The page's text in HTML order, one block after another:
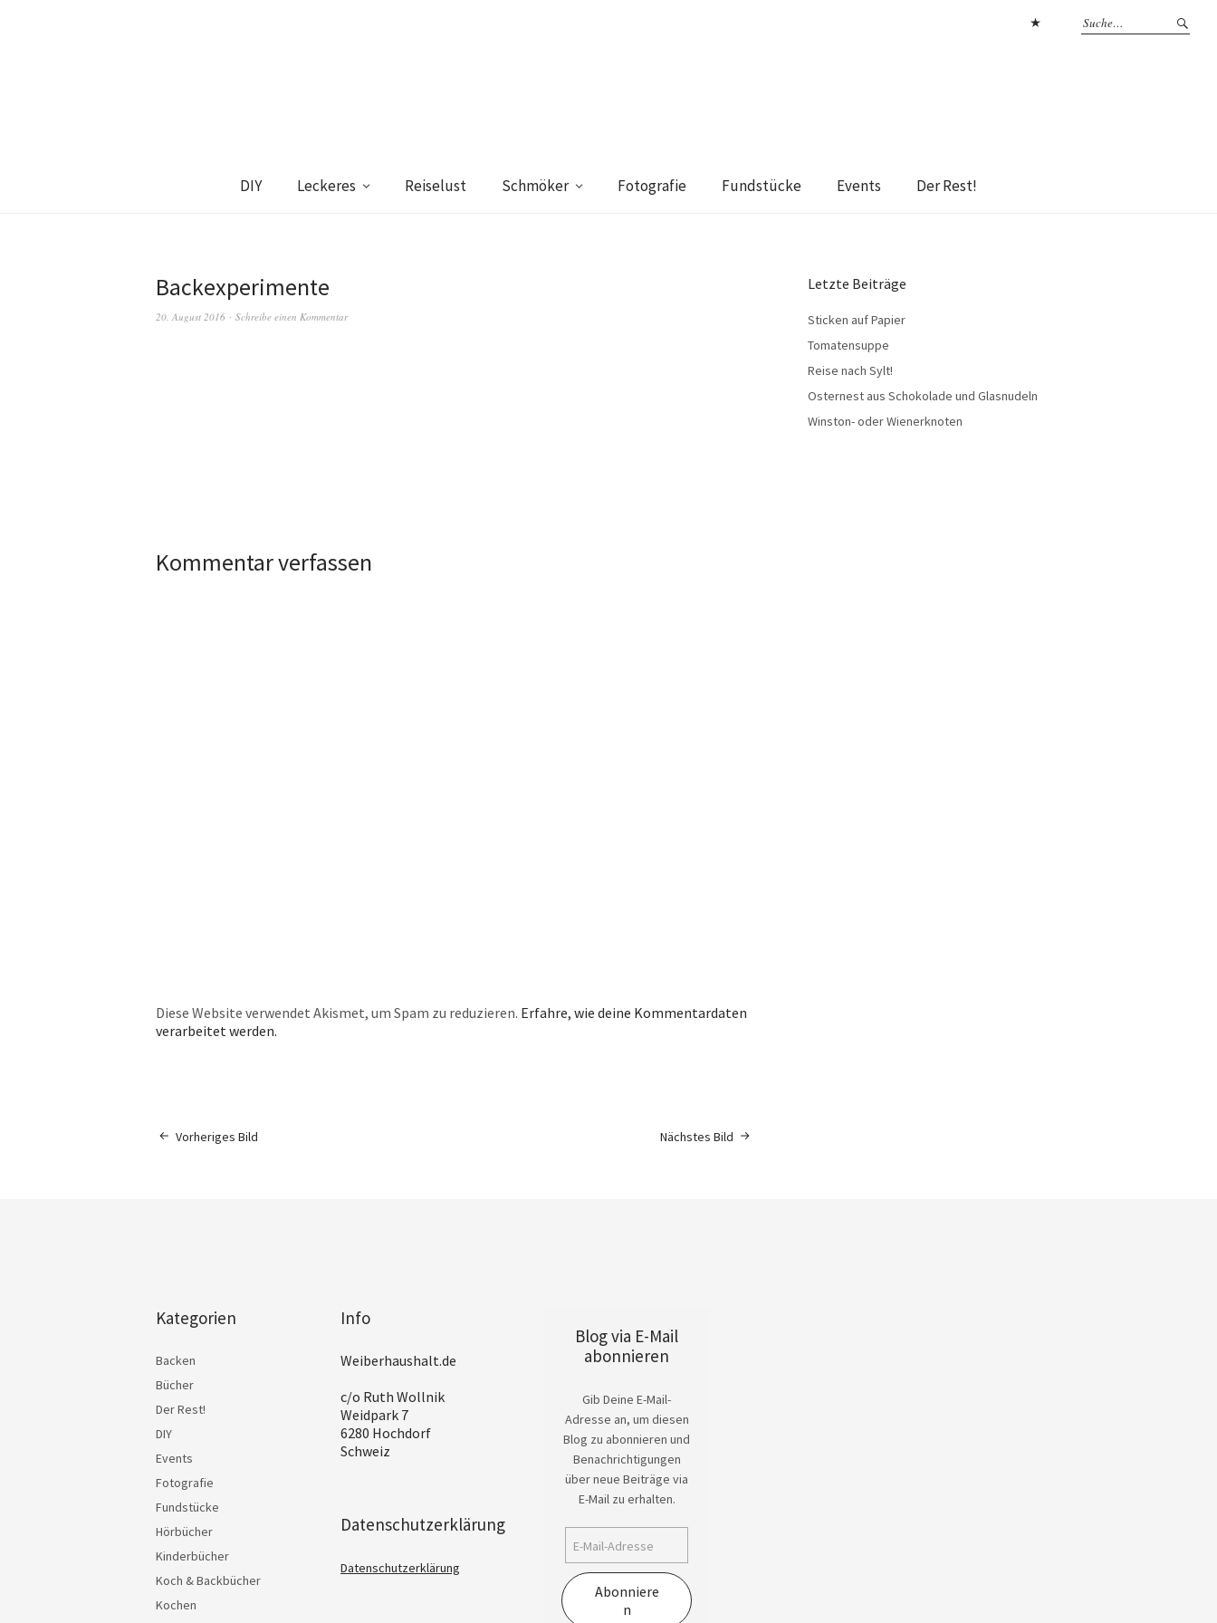
DIY Leckeres Reiselust Schmöker Fotografie Fundstücke Events Der Rest!
Backexperimente
20. August 2016 Schreibe einen Kommentar
Kommentar verfassen
Diese Website verwendet Akismet, um Spam zu reduzieren. Erfahre, wie deine Kommentardaten
verarbeitet werden.
Nächstes Bild
Vorheriges Bild
Letzte Beiträge
Sticken auf Papier
Tomatensuppe
Reise nach Sylt!
Osternest aus Schokolade und Glasnudeln
Winston- oder Wienerknoten
Kategorien
Backen
Bücher
Der Rest!
DIY
Events
Fotografie
Fundstücke
Hörbücher
Kinderbücher
Koch & Backbücher
Kochen
Info
Weiberhaushalt.de
c/o Ruth Wollnik
Weidpark 7
6280 Hochdorf
Schweiz
Datenschutzerklärung
Datenschutzerklärung
Blog via E-Mail
abonnieren
Gib Deine E-Mail-
Adresse an, um diesen
Blog zu abonnieren und
Benachrichtigungen
über neue Beiträge via
E-Mail zu erhalten.
Abonniere
n